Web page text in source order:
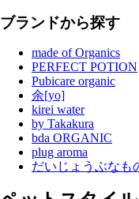
ブランドから探す
made of Organics
PERFECT POTION
Pubicare organic
余[yo]
kirei water
by Takakura
bda ORGANIC
plug aroma
だいじょうぶなも